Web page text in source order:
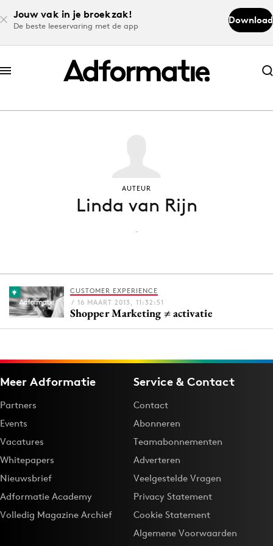
Jouw vak in je broekzak!
De beste leeservaring met de app
Download
Abonneer nu
Abonneer nu
Download de app
Volg het laatste nieuws via de Adformatie
Menu
9 sept: GenAI-training
12 nov: MarketingLive!
Adverteren
Events
Opleidingen
Vacatures
Academy
Partners
Topics
AUTEUR
Linda van Rijn
-
CUSTOMER EXPERIENCE
/ 16 MAART 2013, 11:32:51
Shopper Marketing ≠ activatie
Meer Adformatie
Partners
Events
Vacatures
Whitepapers
Nieuwsbrief
Adformatie Academy
Volledig Magazine Archief
Service & Contact
Contact
Abonneren
Teamabonnementen
Adverteren
Veelgestelde Vragen
Privacy Statement
Cookie Statement
Algemene Voorwaarden